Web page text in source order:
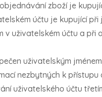
zboží je
účtu je kupující
v uživatelském účtu a
uživatelským
nezbytných k přístupu
uživatelského účtu